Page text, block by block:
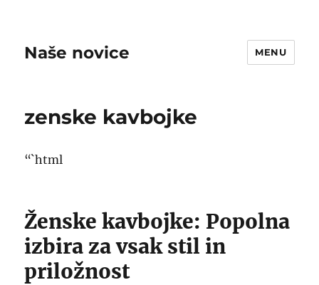
Naše novice MENU
zenske kavbojke
“`html
Ženske kavbojke: Popolna
izbira za vsak stil in
priložnost